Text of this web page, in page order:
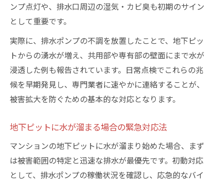
ンプ点灯や、排水口周辺の湿気・カビ臭も初期のサイン
として重要です。
実際に、排水ポンプの不調を放置したことで、地下ピッ
トからの湧水が増え、共用部や専有部の壁面にまで水が
浸透した例も報告されています。日常点検でこれらの兆
候を早期発見し、専門業者に速やかに連絡することが、
被害拡大を防ぐための基本的な対応となります。
地下ピットに水が溜まる場合の緊急対応法
マンションの地下ピットに水が溜まり始めた場合、まず
は被害範囲の特定と迅速な排水が最優先です。初動対応
として、排水ポンプの稼働状況を確認し、応急的なバイ